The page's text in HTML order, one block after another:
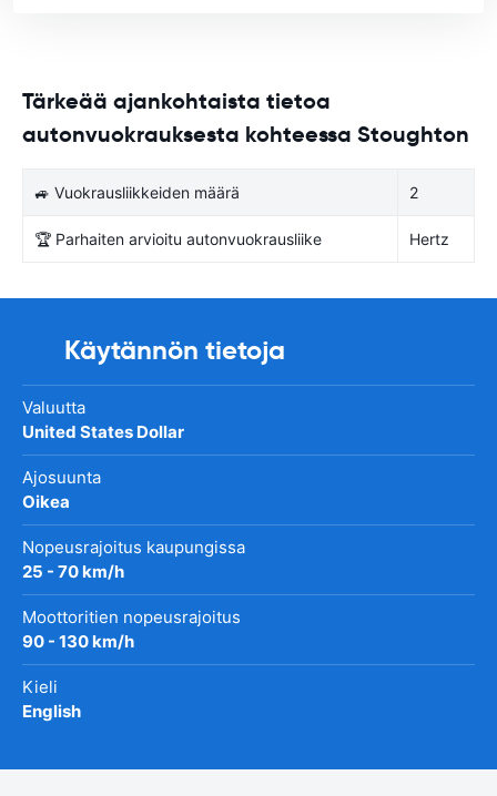
Tärkeää ajankohtaista tietoa
autonvuokrauksesta kohteessa Stoughton
🚙 Vuokrausliikkeiden määrä 2
🏆 Parhaiten arvioitu autonvuokrausliike Hertz
Käytännön tietoja
Valuutta
United States Dollar
Ajosuunta
Oikea
Nopeusrajoitus kaupungissa
25 - 70 km/h
Moottoritien nopeusrajoitus
90 - 130 km/h
Kieli
English